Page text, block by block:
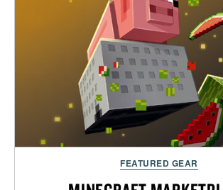
Presented by Duke Cannon.
FEATURED GEAR